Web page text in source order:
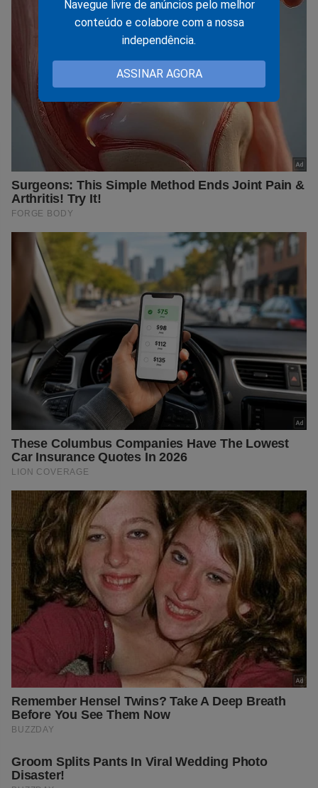
Navegue livre de anúncios pelo melhor
conteúdo e colabore com a nossa
independência.
ASSINAR AGORA